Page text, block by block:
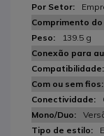
139.5 g